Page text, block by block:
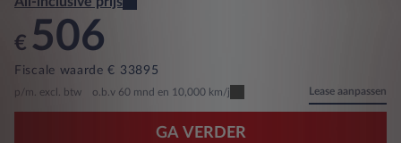
€ 506
Fiscale waarde € 33895
p/m. excl. btw o.b.v 60 mnd en 10,000 km/j Lease aanpassen
GA VERDER